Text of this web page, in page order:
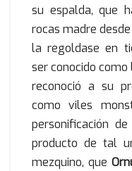
su espalda, que
rocas madre
la regoldase en
ser conocido como
reconoció a su
como viles
personificación
producto de tal
mezquino, que